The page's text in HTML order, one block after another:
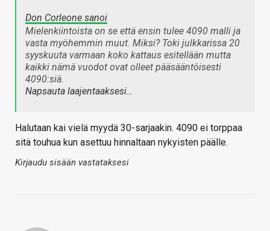
Don Corleone sanoi
Mielenkiintoista on se että ensin tulee 4090 malli ja
vasta myöhemmin muut. Miksi? Toki julkkarissa 20
syyskuuta varmaan koko kattaus esitellään mutta
kaikki nämä vuodot ovat olleet pääsääntöisesti
4090:siä.
Napsauta laajentaaksesi…
Halutaan kai vielä myydä 30-sarjaakin. 4090 ei torppaa
sitä touhua kun asettuu hinnaltaan nykyisten päälle.
Kirjaudu sisään vastataksesi